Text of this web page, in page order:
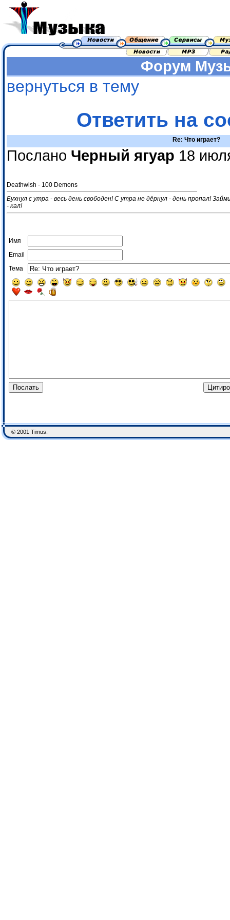
Форум
вернуться в тему
Ответить на
Re: Что играет?
Послано Черный ягуар 18
Deathwish - 100 Demons
Бухнул с утра - весь день свободен! С утра не дёрнул - день пропал!
- кал!
Имя
Email
Тема
© 2001 Timus.